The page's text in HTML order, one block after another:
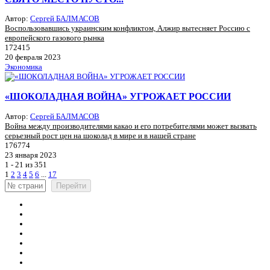
Автор: Сергей БАЛМАСОВ
Воспользовавшись украинским конфликтом, Алжир вытесняет Россию с
европейского газового рынка
172415
20 февраля 2023
Экономика
«ШОКОЛАДНАЯ ВОЙНА» УГРОЖАЕТ РОССИИ
Автор: Сергей БАЛМАСОВ
Война между производителями какао и его потребителями может вызвать
серьезный рост цен на шоколад в мире и в нашей стране
176774
23 января 2023
1 - 21 из 351
1 2 3 4 5 6
17
Перейти